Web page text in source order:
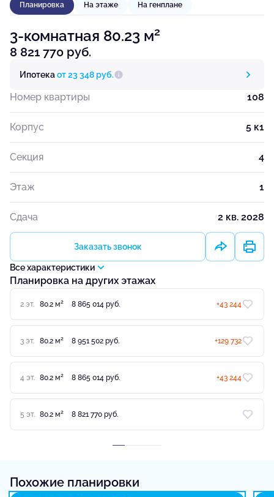
Планировка На этаже На генплане
3-комнатная 80.23 м2
8 821 770 руб.
Ипотекаот 23 348 руб.
Номер квартиры 108
Корпус 5 к1
Секция 4
Этаж 1
Сдача 2 кв. 2028
Заказать звонок
Все характеристики
Планировка на других этажах
2 эт. 80.2 м2 8 865 014 руб. +43 244
3 эт. 80.2 м2 8 951 502 руб. +129 732
4 эт. 80.2 м2 8 865 014 руб. +43 244
5 эт. 80.2 м2 8 821 770 руб.
Похожие планировки